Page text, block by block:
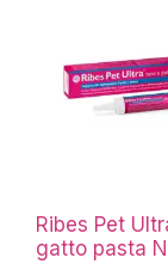
Ribes Pet
gatto pasta